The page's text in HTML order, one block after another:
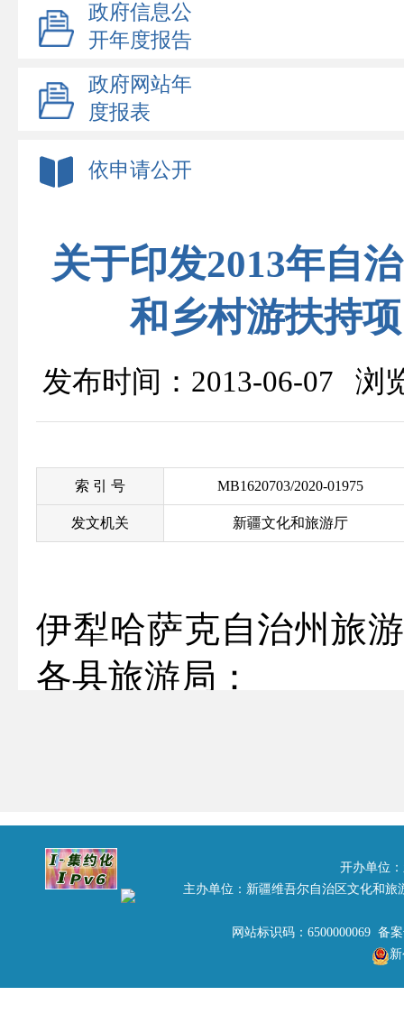
政府信息公
开年度报告
政府网站年
度报表
依申请公开
关于印发2013年自
和乡村游扶持
发布时间：2013-06-07 浏
索 引 号 MB1620703/2020-01975
发文机关 新疆文化和旅游厅
伊犁哈萨克自治州旅
各县旅游局：
区旅游局关于资金扶
（点）实施办法》（
游业 “十二五”发展规
旅游局从旅游资金中
开办单位
主办单位：新疆维吾尔自治区文化和
网站标识码：6500000069 备